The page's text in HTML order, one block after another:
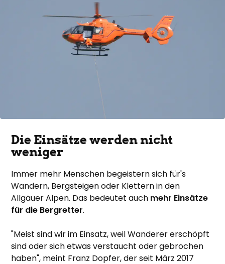
Die Einsätze werden nicht
weniger
Immer mehr Menschen begeistern sich für's
Wandern, Bergsteigen oder Klettern in den
Allgäuer Alpen. Das bedeutet auch mehr Einsätze
für die Bergretter.
"Meist sind wir im Einsatz, weil Wanderer erschöpft
sind oder sich etwas verstaucht oder gebrochen
haben", meint Franz Dopfer, der seit März 2017